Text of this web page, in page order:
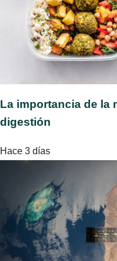
La importancia de la
digestión
Hace 3 días